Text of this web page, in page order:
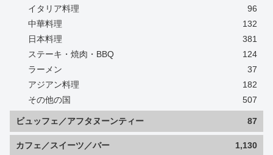
イタリア料理
96
中華料理
132
日本料理
381
ステーキ・焼肉・BBQ
124
ラーメン
37
アジアン料理
182
その他の国
507
ビュッフェ／アフタヌーンティー 87
カフェ／スイーツ／バー 1,130